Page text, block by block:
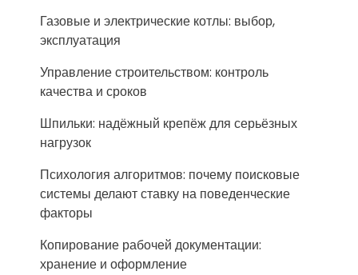
Газовые и электрические котлы: выбор,
эксплуатация
Управление строительством: контроль
качества и сроков
Шпильки: надёжный крепёж для серьёзных
нагрузок
Психология алгоритмов: почему поисковые
системы делают ставку на поведенческие
факторы
Копирование рабочей документации:
хранение и оформление